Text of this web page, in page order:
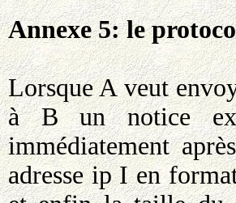
Annexe 5: le
Lorsque A veut
à B un notice
immédiatement
adresse ip I en